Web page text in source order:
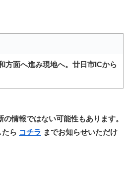
方面へ進み現地へ。廿日市ICから
情報ではない可能性もあります。
ら コチラ までお知らせいただけ